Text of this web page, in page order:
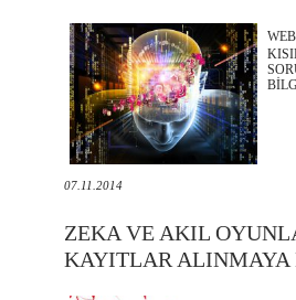
07.11.2014
ZEKA VE AKIL
KAYITLAR ALINMAYA